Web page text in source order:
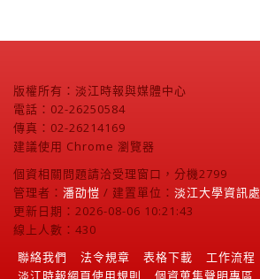
版權所有：淡江時報與媒體中心
電話：02-26250584
傳真：02-26214169
建議使用 Chrome 瀏覽器
個資相關問題請洽受理窗口，分機2799
管理者： 潘劭愷 / 建置單位： 淡江大學資訊處
更新日期：2026-08-06 10:21:43
線上人數：430
聯絡我們
法令規章 表格下載
工作流程
淡江時報網頁使用規則
個資蒐集聲明專區